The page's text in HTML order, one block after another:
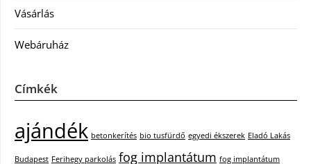
Vásárlás
Webáruház
Címkék
ajándék betonkerítés bio tusfürdő egyedi ékszerek Eladó Lakás
Budapest Ferihegy parkolás fog implantátum fog implantátum